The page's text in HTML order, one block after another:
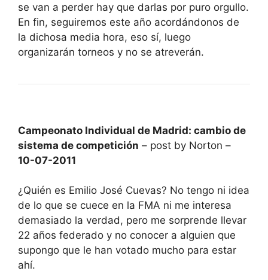
se van a perder hay que darlas por puro orgullo.
En fin, seguiremos este año acordándonos de
la dichosa media hora, eso sí, luego
organizarán torneos y no se atreverán.
Campeonato Individual de Madrid: cambio de
sistema de competición – post by Norton –
10-07-2011
¿Quién es Emilio José Cuevas? No tengo ni idea
de lo que se cuece en la FMA ni me interesa
demasiado la verdad, pero me sorprende llevar
22 años federado y no conocer a alguien que
supongo que le han votado mucho para estar
ahí.